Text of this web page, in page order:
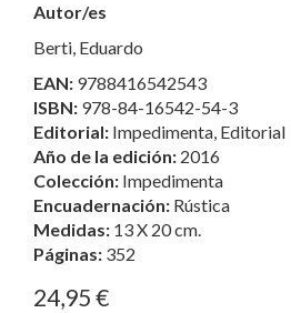
Autor/es
Berti, Eduardo
EAN: 9788416542543
ISBN: 978-84-16542-54-3
Editorial: Impedimenta, Editorial
Año de la edición: 2016
Colección: Impedimenta
Encuadernación: Rústica
Medidas: 13 X 20 cm.
Páginas: 352
24,95 €